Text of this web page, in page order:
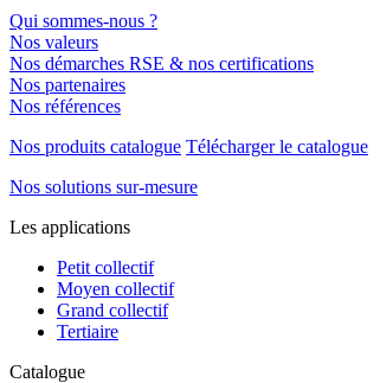
Qui sommes-nous ?
Nos valeurs
Nos démarches RSE & nos certifications
Nos partenaires
Nos références
Nos produits catalogue Télécharger le catalogue
Nos solutions sur-mesure
Les applications
Petit collectif
Moyen collectif
Grand collectif
Tertiaire
Catalogue